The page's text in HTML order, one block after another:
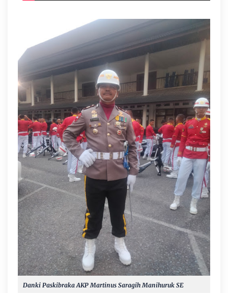
Danki Paskibraka AKP Martinus Saragih Manihuruk SE